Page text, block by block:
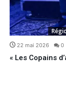
22 mai 2026 0
« Les Copains